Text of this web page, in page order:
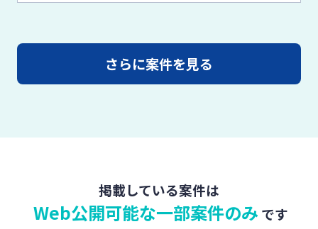
さらに案件を見る
掲載している案件は
Web公開可能な一部案件のみ です